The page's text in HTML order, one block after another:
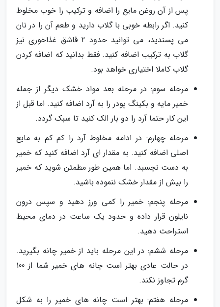
پس از آن روغن مایع را اضافه و ترکیب را خوب مخلوط
کنید. اگر رابطه خوبی با گلاب دارید و طعم آن را در نان
می پسندید، می توانید حدود 2 قاشق غذاخوری نیز
گلاب به ترکیب اضافه کنید. فقط بدانید که اضافه کردن
گلاب کاملا اختیاری خواهد بود.
مرحله سوم: در مرحله بعد مواد خشک دیگر از جمله
خمیر مایه و بکینگ پودر را به آرد اضافه کنید. اما قبل از
این کار حتما آرد را دو بار الک کنید تا سبک گردد.
مرحله چهارم: در ادامه مخلوط آرد را کم کم به مایع
اصلی اضافه کنید. به مقدار ای آرد اضافه کنید که خمیر
به دست نچسبد. اما همین طور مطمئن شوید که خمیر
را بیش از مقدار خشک ننموده باشید.
مرحله پنجم: خمیر را کمی ورز دهید و سپس درون
نایلون قرار داده و حدود یک ساعت در دمای محیط
استراحت دهید.
مرحله ششم: در این مرحله باید از خمیر چانه بگیرید.
در حالت عادی بهتر است چانه های خمیر شما از 100
گرم تجاوز نکند.
مرحله هفتم: بهتر است چانه های خمیر را به شکل